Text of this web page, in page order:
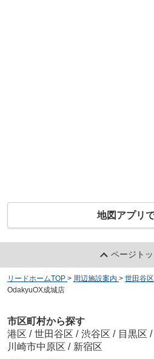
地図アプリ
ページト
リードホームTOP > 周辺施設案内 > 世田谷区
OdakyuOX成城店
市区町村から探す
港区 / 世田谷区 / 渋谷区 / 目黒区 /
川崎市中原区 / 新宿区